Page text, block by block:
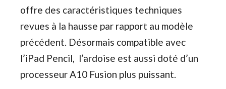
offre des caractéristiques techniques
revues à la hausse par rapport au modèle
précédent. Désormais compatible avec
l’iPad Pencil, l’ardoise est aussi doté d’un
processeur A10 Fusion plus puissant.